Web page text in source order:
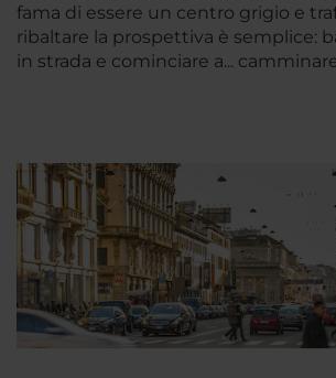
fama di essere un centro grigio e
ribaltare la prospettiva è semplice:
in strada e cominciare a...